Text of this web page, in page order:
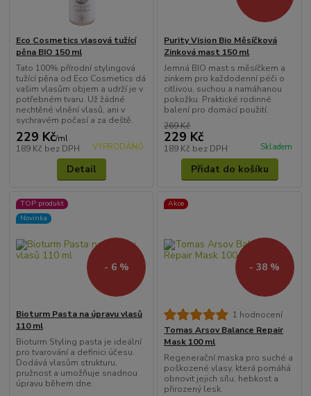
Eco Cosmetics vlasová tužící
pěna BIO 150 ml
Tato 100% přírodní stylingová
tužící pěna od Eco Cosmetics dá
vašim vlasům objem a udrží je v
potřebném tvaru. Už žádné
nechtěné vlnění vlasů, ani v
sychravém počasí a za deště.
229 Kč/ml
189 Kč bez DPH VYPRODÁNO
Detail
Purity Vision Bio Měsíčková
Zinková mast 150 ml
Jemná BIO mast s měsíčkem a
zinkem pro každodenní péči o
citlivou, suchou a namáhanou
pokožku. Praktické rodinné
balení pro domácí použití.
269 Kč
229 Kč
189 Kč bez DPH Skladem
Přidat do košíku
TOP produkt
Novinka
- 6 %
Bioturm Pasta na úpravu vlasů
110 ml
Bioturm Styling pasta je ideální
pro tvarování a definici účesu.
Dodává vlasům strukturu,
pružnost a umožňuje snadnou
úpravu během dne.
Akce
- 38 %
1 hodnocení
Tomas Arsov Balance Repair
Mask 100 ml
Regenerační maska pro suché a
poškozené vlasy, která pomáhá
obnovit jejich sílu, hebkost a
přirozený lesk.